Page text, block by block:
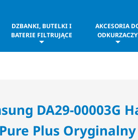
DZBANKI, BUTELKI I
BATERIE FILTRUJĄCE
AKCESORIA
ODKURZACZY
DA29-00003G
Pure Plus